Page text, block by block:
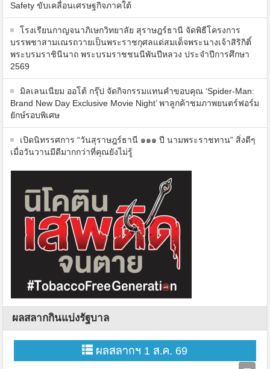
Safety ขับเคลื่อนเศรษฐกิจภาคใต้
โรงเรียนกาญจนาภิเษกวิทยาลัย สุราษฎร์ธานี จัดพิธีโครงการ
บรรพชาสามเณรถวายเป็นพระราชกุศลแด่สมเด็จพระนางเจ้าสิริกิติ์
พระบรมราชินีนาถ พระบรมราชชนนีพันปีหลวง ประจำปีการศึกษา
2569
มิลเลนเนียม ออโต้ กรุ๊ป จัดกิจกรรมแทนคำขอบคุณ ‘Spider-Man:
Brand New Day Exclusive Movie Night’ พาลูกค้าชมภาพยนตร์ฟอร์ม
ยักษ์รอบพิเศษ
เปิดนิทรรศการ “วันสุราษฎร์ธานี ๑๑๑ ปี นามพระราชทาน” สิ่งดีๆ
เมื่อวันวานมีดีมากกว่าที่คุณยังไม่รู้
ผลสลากกินแบ่งรัฐบาล